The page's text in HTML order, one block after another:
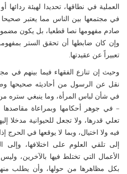
العملية في نطاقها، تحديدا لهيئة
في مجتمعها بين الناس مما يعتبر
صادم مفهومها نصا قطعيا، بل يكون
وإن كان ضابطها أن تحقق الستر
تعبيراً عن عقيدتها.
وحيث إن تنازع الفقهاء فيما بينهم في
نقل عن الرسول من أحاديثه صحيحها
في شأن لباس المرأة، وما ينبغي ستره من
– في جوهر أحكامها وبمراعاة مقاصدها
تعلي قدرها، ولا تجعل للحيوانية مدخلا
فيه ولا اختيال، وبما لا يوقعها في الحرج
إلى تلقي العلوم على اختلافها،
الأعمال التي تختلط فيها بالآخرين،
بكل مظاهرها من حولها، وأن يطلب